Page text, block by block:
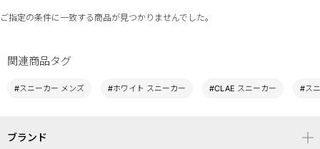
ご指定の条件に一致する商品が見つかりませんでした。
関連商品タグ
#スニーカー メンズ #ホワイト スニーカー #CLAE スニーカー #ス
ブランド